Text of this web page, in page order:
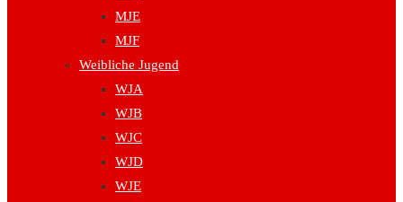
MJE
MJF
Weibliche Jugend
WJA
WJB
WJC
WJD
WJE